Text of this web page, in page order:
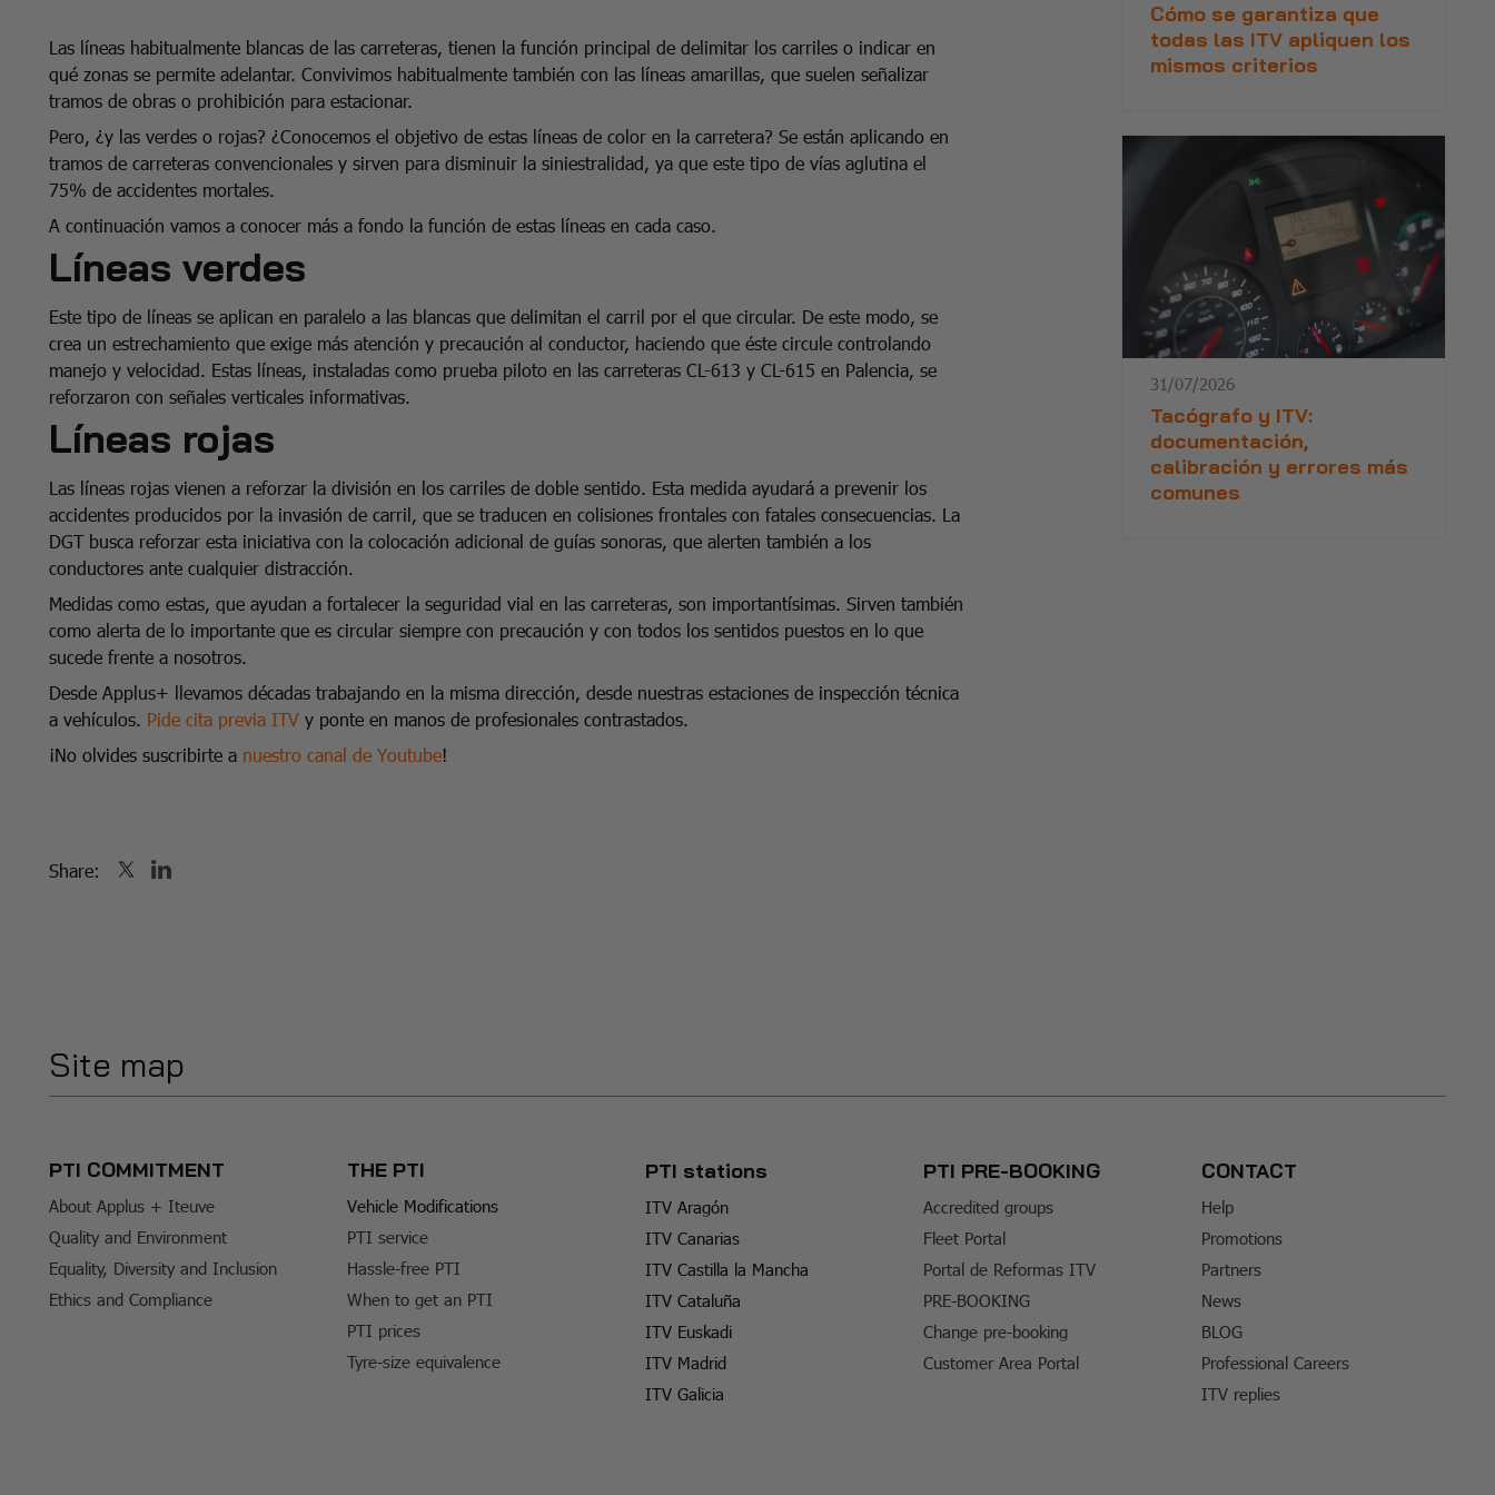
Las líneas habitualmente blancas de las carreteras, tienen la función principal de delimitar los carriles o indicar en
qué zonas se permite adelantar. Convivimos habitualmente también con las líneas amarillas, que suelen señalizar
tramos de obras o prohibición para estacionar.
Pero, ¿y las verdes o rojas? ¿Conocemos el objetivo de estas líneas de color en la carretera? Se están aplicando en
tramos de carreteras convencionales y sirven para disminuir la siniestralidad, ya que este tipo de vías aglutina el
75% de accidentes mortales.
A continuación vamos a conocer más a fondo la función de estas líneas en cada caso.
Líneas verdes
Este tipo de líneas se aplican en paralelo a las blancas que delimitan el carril por el que circular. De este modo, se
crea un estrechamiento que exige más atención y precaución al conductor, haciendo que éste circule controlando
manejo y velocidad. Estas líneas, instaladas como prueba piloto en las carreteras CL-613 y CL-615 en Palencia, se
reforzaron con señales verticales informativas.
Líneas rojas
Las líneas rojas vienen a reforzar la división en los carriles de doble sentido. Esta medida ayudará a prevenir los
accidentes producidos por la invasión de carril, que se traducen en colisiones frontales con fatales consecuencias. La
DGT busca reforzar esta iniciativa con la colocación adicional de guías sonoras, que alerten también a los
conductores ante cualquier distracción.
Medidas como estas, que ayudan a fortalecer la seguridad vial en las carreteras, son importantísimas. Sirven también
como alerta de lo importante que es circular siempre con precaución y con todos los sentidos puestos en lo que
sucede frente a nosotros.
Desde Applus+ llevamos décadas trabajando en la misma dirección, desde nuestras estaciones de inspección técnica
a vehículos. Pide cita previa ITV y ponte en manos de profesionales contrastados.
¡No olvides suscribirte a nuestro canal de Youtube!
Share:
Cómo se garantiza que
todas las ITV apliquen los
mismos criterios
31/07/2026
Tacógrafo y ITV:
documentación,
calibración y errores más
comunes
Site map
PTI COMMITMENT
About Applus + Iteuve
Quality and Environment
Equality, Diversity and Inclusion
Ethics and Compliance
THE PTI
Vehicle Modifications
PTI service
Hassle-free PTI
When to get an PTI
PTI prices
Tyre-size equivalence
PTI stations
ITV Aragón
ITV Canarias
ITV Castilla la Mancha
ITV Cataluña
ITV Euskadi
ITV Madrid
ITV Galicia
PTI PRE-BOOKING
Accredited groups
Fleet Portal
Portal de Reformas ITV
PRE-BOOKING
Change pre-booking
Customer Area Portal
CONTACT
Help
Promotions
Partners
News
BLOG
Professional Careers
ITV replies